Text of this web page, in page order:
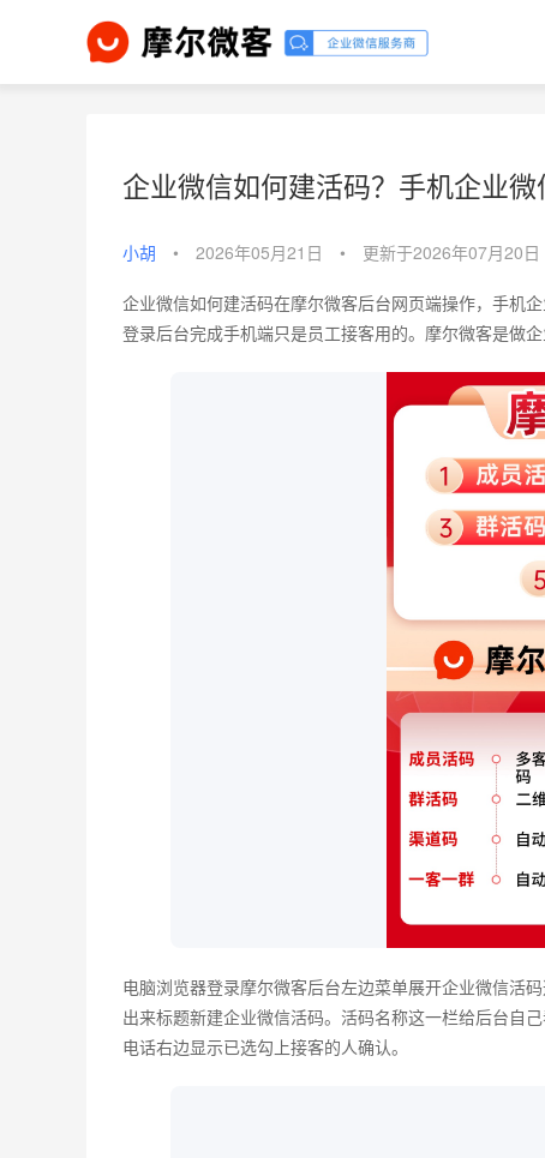
企业微信如何建活码？手机企业
小胡 • 2026年05月21日 • 更新于2026年07月20日
企业微信如何建活码在摩尔微客后台网页端操作，手机
登录后台完成手机端只是员工接客用的。摩尔微客是做
电脑浏览器登录摩尔微客后台左边菜单展开企业微信活
出来标题新建企业微信活码。活码名称这一栏给后台自
电话右边显示已选勾上接客的人确认。